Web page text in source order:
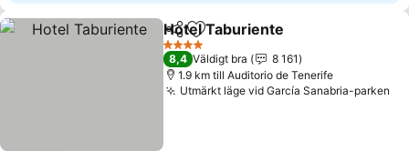
Dela Lägg till i Mina Favoriter
Hotel Taburiente
4 Stjärnor
8,4 Väldigt bra
8 161
1.9 km till Auditorio de Tenerife
Utmärkt läge vid García Sanabria-parken